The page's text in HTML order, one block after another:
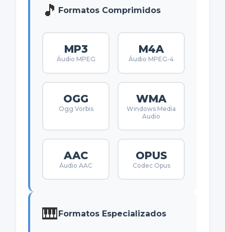
🎵 Formatos Comprimidos
MP3
Áudio MPEG
M4A
Áudio MPEG-4
OGG
Ogg Vorbis
WMA
Windows Media
Audio
AAC
Áudio AAC
OPUS
Codec Opus
🎹 Formatos Especializados